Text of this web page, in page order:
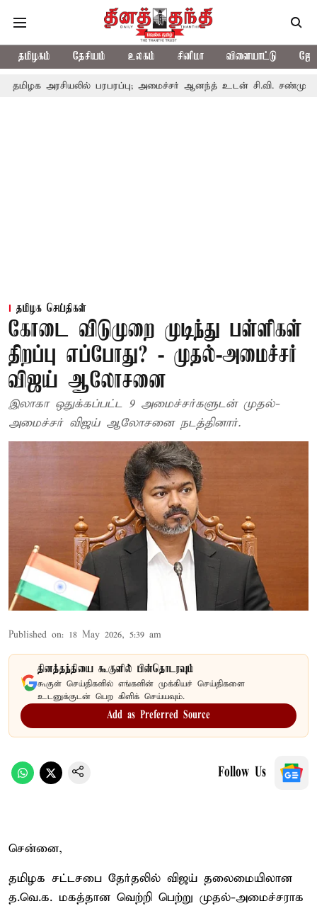
தமிழகம் தேசியம் உலகம் சினிமா விளையாட்டு
பரபரப்பு; அமைச்சர் ஆனந்த் உடன் சி.வி. சண்முகம், வேலுமணி
தமிழக செய்திகள்
கோடை விடுமுறை முடிந்து பள்ளிகள்
திறப்பு எப்போது? - முதல்-அமைச்சர்
விஜய் ஆலோசனை
இலாகா ஒதுக்கப்பட்ட 9 அமைச்சர்களுடன் முதல்-
அமைச்சர் விஜய் ஆலோசனை நடத்தினார்.
Published on: 18 May 2026, 5:39 am
தினத்தந்தியை கூகுளில் பின்தொடரவும்
கூகுள் செய்திகளில் எங்களின் முக்கியச் செய்திகளை
உடனுக்குடன் பெற கிளிக் செய்யவும்.
Add as Preferred Source
Follow Us
சென்னை,
தமிழக சட்டசபை தேர்தலில் விஜய் தலைமையிலான
த.வெ.க. மகத்தான வெற்றி பெற்று முதல்-அமைச்சராக